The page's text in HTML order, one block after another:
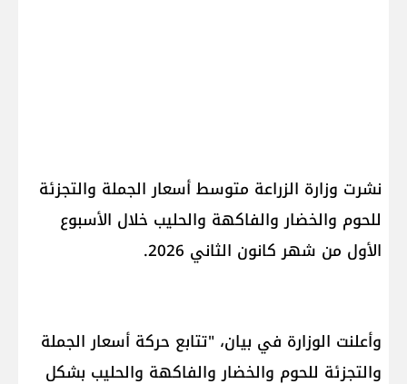
نشرت وزارة الزراعة متوسط أسعار الجملة والتجزئة
للحوم والخضار والفاكهة والحليب خلال الأسبوع
الأول من شهر كانون الثاني 2026.
وأعلنت الوزارة في بيان، "تتابع حركة أسعار الجملة
والتجزئة للحوم والخضار والفاكهة والحليب بشكل